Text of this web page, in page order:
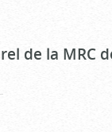
de la MRC